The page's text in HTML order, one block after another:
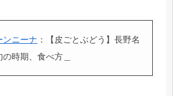
ンニーナ ：【皮ごとぶどう】長野名
の時期、食べ方＿